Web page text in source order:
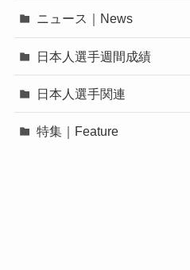
ニュース｜News
日本人選手週間成績
日本人選手関連
特集｜Feature